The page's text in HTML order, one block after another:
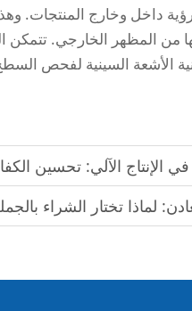
داخل وخارج المنتجات.
من المظهر الخارجي.
الأشعة السينية لفحص
الإنتاج الآلي: تحسين
لماذا تختار الشراء